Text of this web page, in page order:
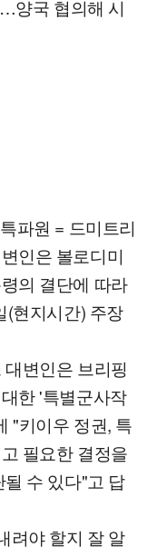
양국 협의해 시
파원 = 드미트리
인은 볼로디미
의 결단에 따라
(현지시간) 주장
변인은 브리핑
한 '특별군사작
"키이우 정권, 특
필요한 결정을
수 있다"고 답
려야 할지 잘 알